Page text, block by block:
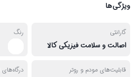
ویژگی‌ها
گارانتی
اصالت و سلامت فیزیکی کالا
رنگ
قابلیت‌های مودم و روتر درگاه‌های